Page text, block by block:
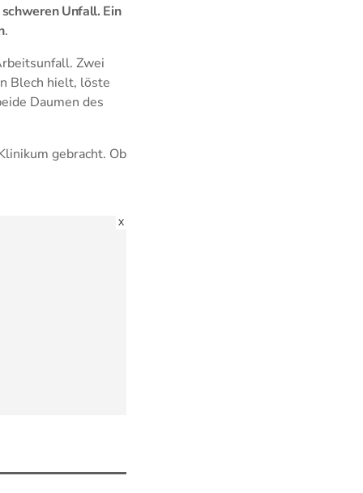
Unfall. Ein
.
Zwei
Blech hielt, löste
Daumen des
gebracht. Ob
X